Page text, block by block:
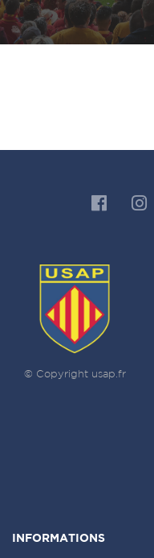
© Copyright usap.fr
INFORMATIONS